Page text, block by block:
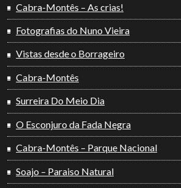
Cabra-Montês – As crias!
Fotografias do Nuno Vieira
Vistas desde o Borrageiro
Cabra-Montês
Surreira Do Meio Dia
O Esconjuro da Fada Negra
Cabra-Montês – Parque Nacional
Soajo – Paraiso Natural